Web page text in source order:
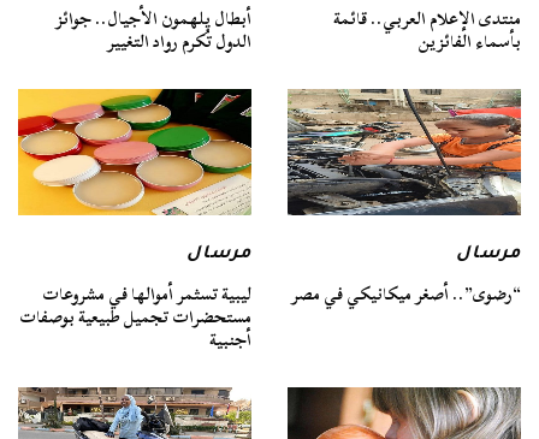
منتدى الإعلام العربي.. قائمة
بأسماء الفائزين
أبطال يلهمون الأجيال.. جوائز
الدول تُكرم رواد التغيير
مرسال
“رضوى”.. أصغر ميكانيكي في مصر
مرسال
ليبية تسثمر أموالها في مشروعات
مستحضرات تجميل طبيعية بوصفات
أجنبية